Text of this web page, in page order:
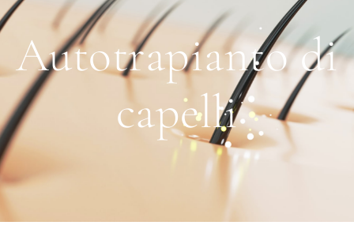
Autotrapianto di
capelli